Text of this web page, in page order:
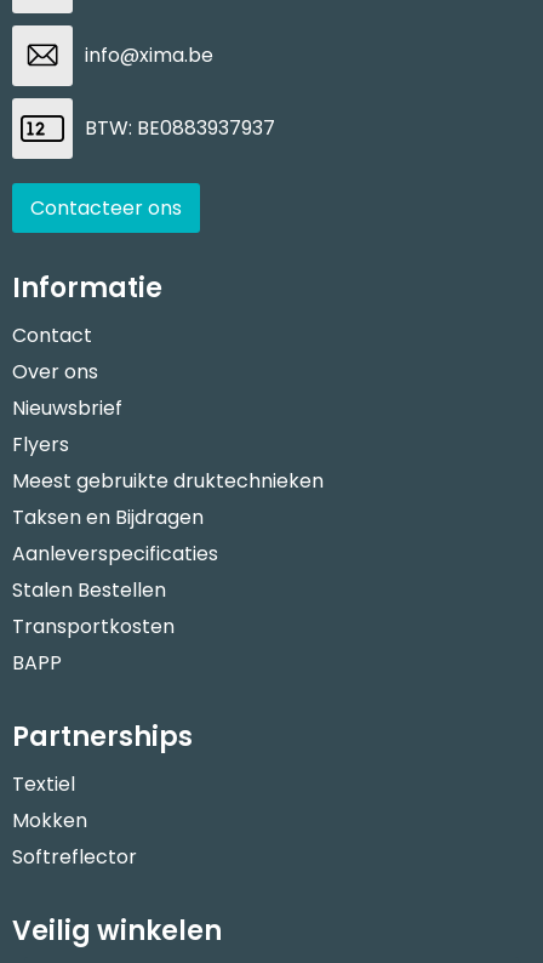
info@xima.be
BTW: BE0883937937
Contacteer ons
Informatie
Contact
Over ons
Nieuwsbrief
Flyers
Meest gebruikte druktechnieken
Taksen en Bijdragen
Aanleverspecificaties
Stalen Bestellen
Transportkosten
BAPP
Partnerships
Textiel
Mokken
Softreflector
Veilig winkelen